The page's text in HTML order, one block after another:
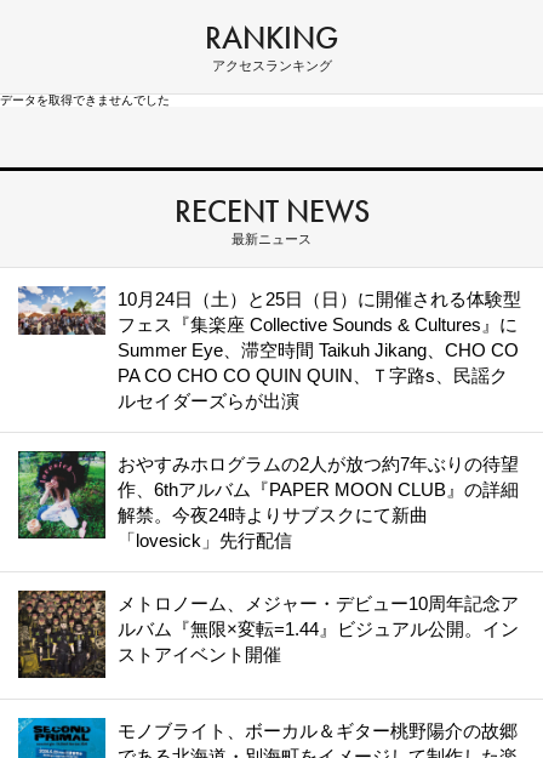
RANKING
アクセスランキング
データを取得できませんでした
RECENT NEWS
最新ニュース
10月24日（土）と25日（日）に開催される体験型
フェス『集楽座 Collective Sounds & Cultures』に
Summer Eye、滞空時間 Taikuh Jikang、CHO CO
PA CO CHO CO QUIN QUIN、Ｔ字路s、民謡ク
ルセイダーズらが出演
おやすみホログラムの2人が放つ約7年ぶりの待望
作、6thアルバム『PAPER MOON CLUB』の詳細
解禁。今夜24時よりサブスクにて新曲
「lovesick」先行配信
メトロノーム、メジャー・デビュー10周年記念ア
ルバム『無限×変転=1.44』ビジュアル公開。イン
ストアイベント開催
モノブライト、ボーカル＆ギター桃野陽介の故郷